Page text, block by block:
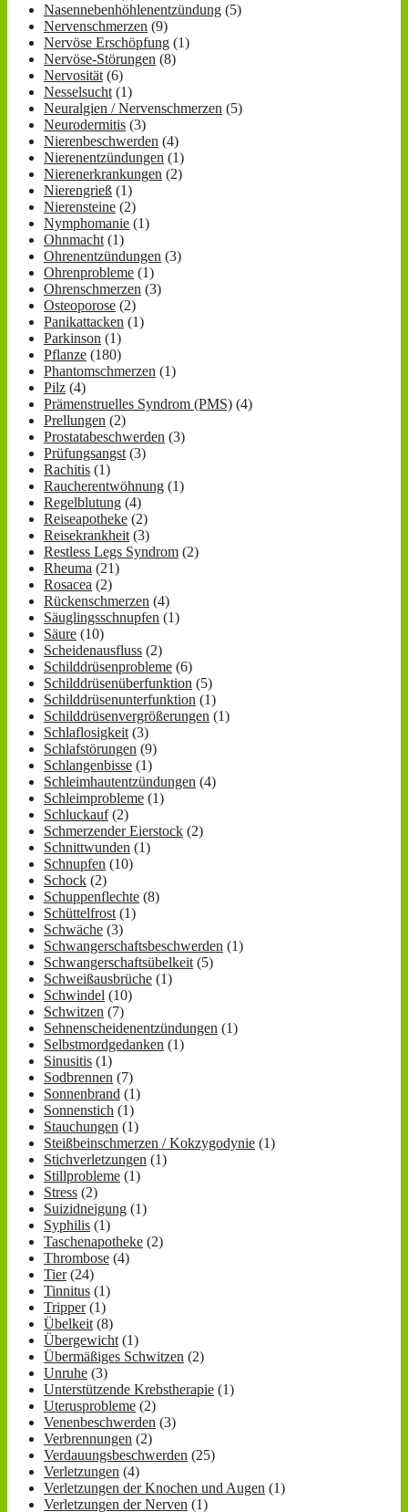
Nasennebenhöhlenentzündung (5)
Nervenschmerzen (9)
Nervöse Erschöpfung (1)
Nervöse-Störungen (8)
Nervosität (6)
Nesselsucht (1)
Neuralgien / Nervenschmerzen (5)
Neurodermitis (3)
Nierenbeschwerden (4)
Nierenentzündungen (1)
Nierenerkrankungen (2)
Nierengrieß (1)
Nierensteine (2)
Nymphomanie (1)
Ohnmacht (1)
Ohrenentzündungen (3)
Ohrenprobleme (1)
Ohrenschmerzen (3)
Osteoporose (2)
Panikattacken (1)
Parkinson (1)
Pflanze (180)
Phantomschmerzen (1)
Pilz (4)
Prämenstruelles Syndrom (PMS) (4)
Prellungen (2)
Prostatabeschwerden (3)
Prüfungsangst (3)
Rachitis (1)
Raucherentwöhnung (1)
Regelblutung (4)
Reiseapotheke (2)
Reisekrankheit (3)
Restless Legs Syndrom (2)
Rheuma (21)
Rosacea (2)
Rückenschmerzen (4)
Säuglingsschnupfen (1)
Säure (10)
Scheidenausfluss (2)
Schilddrüsenprobleme (6)
Schilddrüsenüberfunktion (5)
Schilddrüsenunterfunktion (1)
Schilddrüsenvergrößerungen (1)
Schlaflosigkeit (3)
Schlafstörungen (9)
Schlangenbisse (1)
Schleimhautentzündungen (4)
Schleimprobleme (1)
Schluckauf(2)
Schmerzender Eierstock (2)
Schnittwunden (1)
Schnupfen (10)
Schock (2)
Schuppenflechte (8)
Schüttelfrost (1)
Schwäche (3)
Schwangerschaftsbeschwerden (1)
Schwangerschaftsübelkeit (5)
Schweißausbrüche (1)
Schwindel (10)
Schwitzen (7)
Sehnenscheidenentzündungen (1)
Selbstmordgedanken (1)
Sinusitis (1)
Sodbrennen (7)
Sonnenbrand (1)
Sonnenstich (1)
Stauchungen (1)
Steißbeinschmerzen / Kokzygodynie (1)
Stichverletzungen (1)
Stillprobleme (1)
Stress (2)
Suizidneigung (1)
Syphilis (1)
Taschenapotheke (2)
Thrombose (4)
Tier(24)
Tinnitus (1)
Tripper(1)
Übelkeit (8)
Übergewicht (1)
Übermäßiges Schwitzen (2)
Unruhe (3)
Unterstützende Krebstherapie (1)
Uterusprobleme (2)
Venenbeschwerden (3)
Verbrennungen (2)
Verdauungsbeschwerden (25)
Verletzungen (4)
Verletzungen der Knochen und Augen (1)
Verletzungen der Nerven (1)